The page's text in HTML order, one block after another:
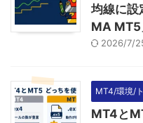
均線に
MA MT5
2026/7/
MT4/環境/
MT4と